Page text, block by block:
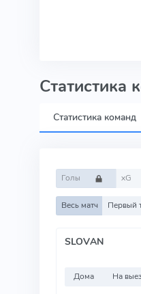
Статистика
Статистика команд
Голы xG
Весь матч Первый
SLOVAN
Дома На